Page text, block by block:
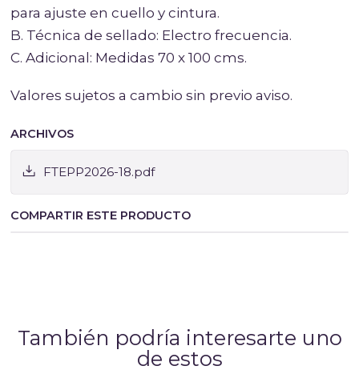
para ajuste en cuello y cintura.
B. Técnica de sellado: Electro frecuencia.
C. Adicional: Medidas 70 x 100 cms.
Valores sujetos a cambio sin previo aviso.
ARCHIVOS
FTEPP2026-18.pdf
COMPARTIR ESTE PRODUCTO
También podría interesarte uno
de estos